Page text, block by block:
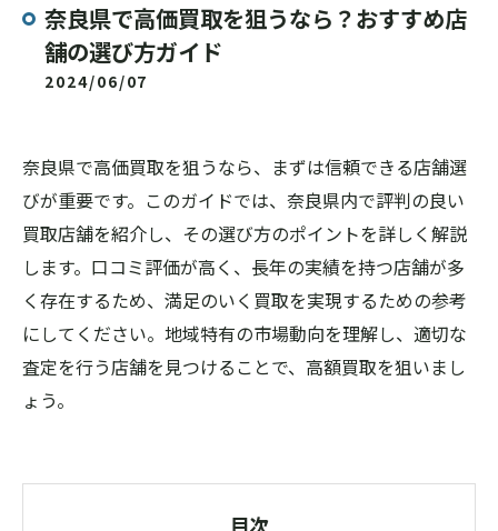
奈良県で高価買取を狙うなら？おすすめ店
舗の選び方ガイド
2024/06/07
奈良県で高価買取を狙うなら、まずは信頼できる店舗選
びが重要です。このガイドでは、奈良県内で評判の良い
買取店舗を紹介し、その選び方のポイントを詳しく解説
します。口コミ評価が高く、長年の実績を持つ店舗が多
く存在するため、満足のいく買取を実現するための参考
にしてください。地域特有の市場動向を理解し、適切な
査定を行う店舗を見つけることで、高額買取を狙いまし
ょう。
目次